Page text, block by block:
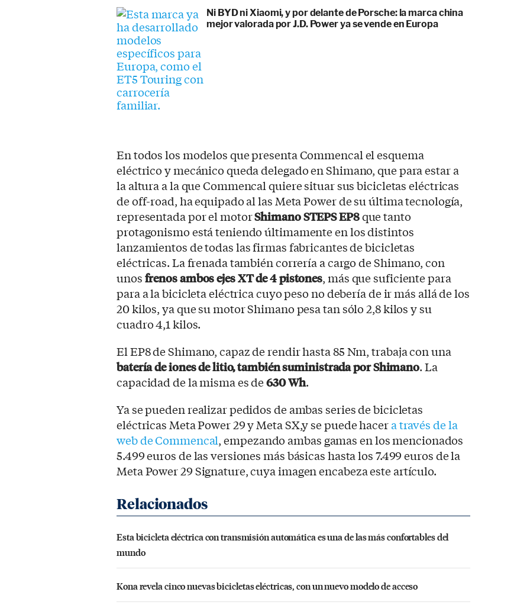
Ni BYD ni Xiaomi, y por delante de Porsche: la marca china
mejor valorada por J.D. Power ya se vende en Europa
En todos los modelos que presenta Commencal el esquema
eléctrico y mecánico queda delegado en Shimano, que para estar a
la altura a la que Commencal quiere situar sus bicicletas eléctricas
de off-road, ha equipado al las Meta Power de su última tecnología,
representada por el motorShimano STEPS EP8que tanto
protagonismo está teniendo últimamente en los distintos
lanzamientos de todas las firmas fabricantes de bicicletas
eléctricas. La frenada también correría a cargo de Shimano, con
unosfrenos ambos ejes XT de 4 pistones, más que suficiente para
para a la bicicleta eléctrica cuyo peso no debería de ir más allá de los
20 kilos, ya que su motor Shimano pesa tan sólo 2,8 kilos y su
cuadro 4,1 kilos.
El EP8 de Shimano, capaz de rendir hasta 85 Nm, trabaja con una
batería de iones de litio, también suministrada por Shimano. La
capacidad de la misma es de630 Wh.
Ya se pueden realizar pedidos de ambas series de bicicletas
eléctricas Meta Power 29 y Meta SX,y se puede hacera través de la
web de Commencal, empezando ambas gamas en los mencionados
5.499 euros de las versiones más básicas hasta los 7.499 euros de la
Meta Power 29 Signature, cuya imagen encabeza este artículo.
Esta bicicleta eléctrica con transmisión automática es una de las más confortables del
mundo
Kona revela cinco nuevas bicicletas eléctricas, con un nuevo modelo de acceso